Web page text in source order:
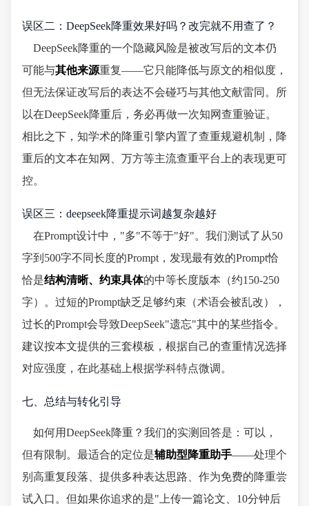
误区二：DeepSeek降重效果好吗？改完就不用查了？
DeepSeek降重的一个隐藏风险是被改写后的文本仍
可能与其他来源重复——它只能降低与原文的相似度，
但无法保证改写后的表达不会碰巧与其他文献雷同。所
以在DeepSeek降重后，务必再做一次知网查重验证。
相比之下，知学术的降重引擎内置了查重规避机制，降
重后的文本在知网、万方等主流查重平台上的表现更可
控。
误区三：deepseek降重提示词越复杂越好
在Prompt设计中，"多"不等于"好"。我们测试了从50
字到500字不同长度的Prompt，发现最有效的Prompt恰
恰是结构清晰、约束具体的中等长度版本（约150-250
字）。过短的Prompt缺乏足够约束（术语会被乱改），
过长的Prompt会导致DeepSeek"遗忘"其中的某些指令。
建议按本文提供的三套模板，根据自己的查重情况选择
对应强度，在此基础上根据学科特点微调。
七、总结与转化引导
如何用DeepSeek降重？我们的实测回答是：可以，
但有限制。最适合的定位是辅助型降重助手——处理个
别高重复段落、提供多种表达思路、作为免费的降重尝
试入口。但如果你追求的是"上传一篇论文、10分钟后